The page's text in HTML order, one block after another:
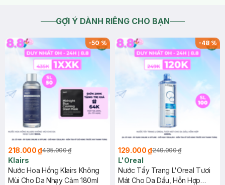
GỢI Ý DÀNH RIÊNG CHO BẠN
-50%
218.000 ₫435.000 ₫
Klairs
Nước Hoa Hồng Klairs Không
Mùi Cho Da Nhạy Cảm 180ml
-48%
129.000 ₫249.000 ₫
L'Oreal
Nước Tẩy Trang L'Oreal Tươi
Mát Cho Da Dầu, Hỗn Hợp